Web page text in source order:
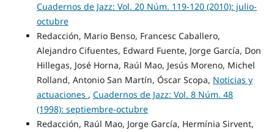
Cuadernos de Jazz: Vol. 20 Núm. 119-120 (2010): julio-
octubre
Redacción, Mario Benso, Francesc Caballero,
Alejandro Cifuentes, Edward Fuente, Jorge García, Don
Hillegas, José Horna, Raúl Mao, Jesús Moreno, Michel
Rolland, Antonio San Martín, Óscar Scopa, Noticias y
actuaciones , Cuadernos de Jazz: Vol. 8 Núm. 48
(1998): septiembre-octubre
Redacción, Raúl Mao, Jorge García, Hermínia Sirvent,